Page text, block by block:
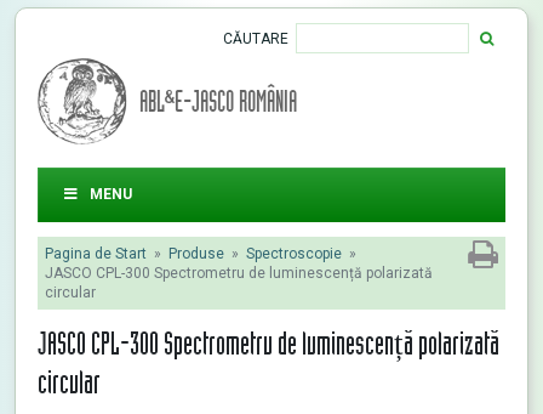
CĂUTARE
ABL&E-JASCO ROMÂNIA
MENU
Pagina de Start » Produse » Spectroscopie »
JASCO CPL-300 Spectrometru de luminescență polarizată
circular
JASCO CPL-300 Spectrometru de luminescență polarizată
circular